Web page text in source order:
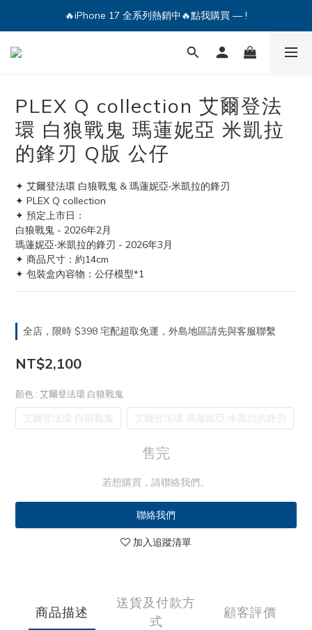
🔥iPhone 17 全系列熱銷中🔥點我購買 — !
🔥iPhone 17 全系列熱銷中🔥點我購買 — !
💕加入Q哥 Line 新好友領優惠券！🎫
PLEX Q collection 艾爾登法
環 白狼戰鬼 瑪蓮妮亞 米凱拉
的鋒刃 Q版 公仔
✦ 艾爾登法環 白狼戰鬼 & 瑪蓮妮亞‧米凱拉的鋒刃
✦ PLEX Q collection
✦ 預定上市日：
白狼戰鬼 - 2026年2月
瑪蓮妮亞‧米凱拉的鋒刃 - 2026年3月
✦ 商品尺寸：約14cm
✦ 包裝盒內容物：公仔模型*1
全店，限時 $398 宅配超取免運，外島地區請先與客服聯繫
NT$2,100
顏色 : 艾爾登法環 白狼戰鬼
艾爾登法環 白狼戰鬼 艾爾登法環 瑪蓮妮亞‧米凱拉的鋒刃
售完
若想購買，請聯絡我們。
聯絡我們
加入追蹤清單
商品描述
送貨及付款方
式
顧客評價